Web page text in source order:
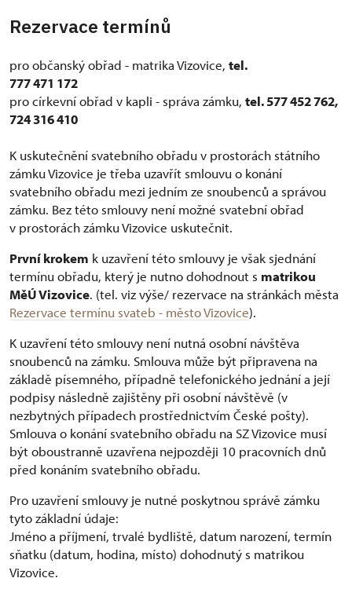
Rezervace termínů
pro občanský obřad - matrika Vizovice, tel.
777 471 172
pro církevní obřad v kapli - správa zámku, tel. 577 452 762,
724 316 410
K uskutečnění svatebního obřadu v prostorách státního
zámku Vizovice je třeba uzavřít smlouvu o konání
svatebního obřadu mezi jedním ze snoubenců a správou
zámku. Bez této smlouvy není možné svatební obřad
v prostorách zámku Vizovice uskutečnit.
První krokem k uzavření této smlouvy je však sjednání
termínu obřadu, který je nutno dohodnout s matrikou
MěÚ Vizovice. (tel. viz výše/ rezervace na stránkách města
Rezervace termínu svateb - město Vizovice).
K uzavření této smlouvy není nutná osobní návštěva
snoubenců na zámku. Smlouva může být připravena na
základě písemného, případně telefonického jednání a její
podpisy následně zajištěny při osobní návštěvě (v
nezbytných případech prostřednictvím České pošty).
Smlouva o konání svatebního obřadu na SZ Vizovice musí
být oboustranně uzavřena nejpozději 10 pracovních dnů
před konáním svatebního obřadu.
Pro uzavření smlouvy je nutné poskytnou správě zámku
tyto základní údaje:
Jméno a příjmení, trvalé bydliště, datum narození, termín
sňatku (datum, hodina, místo) dohodnutý s matrikou
Vizovice.